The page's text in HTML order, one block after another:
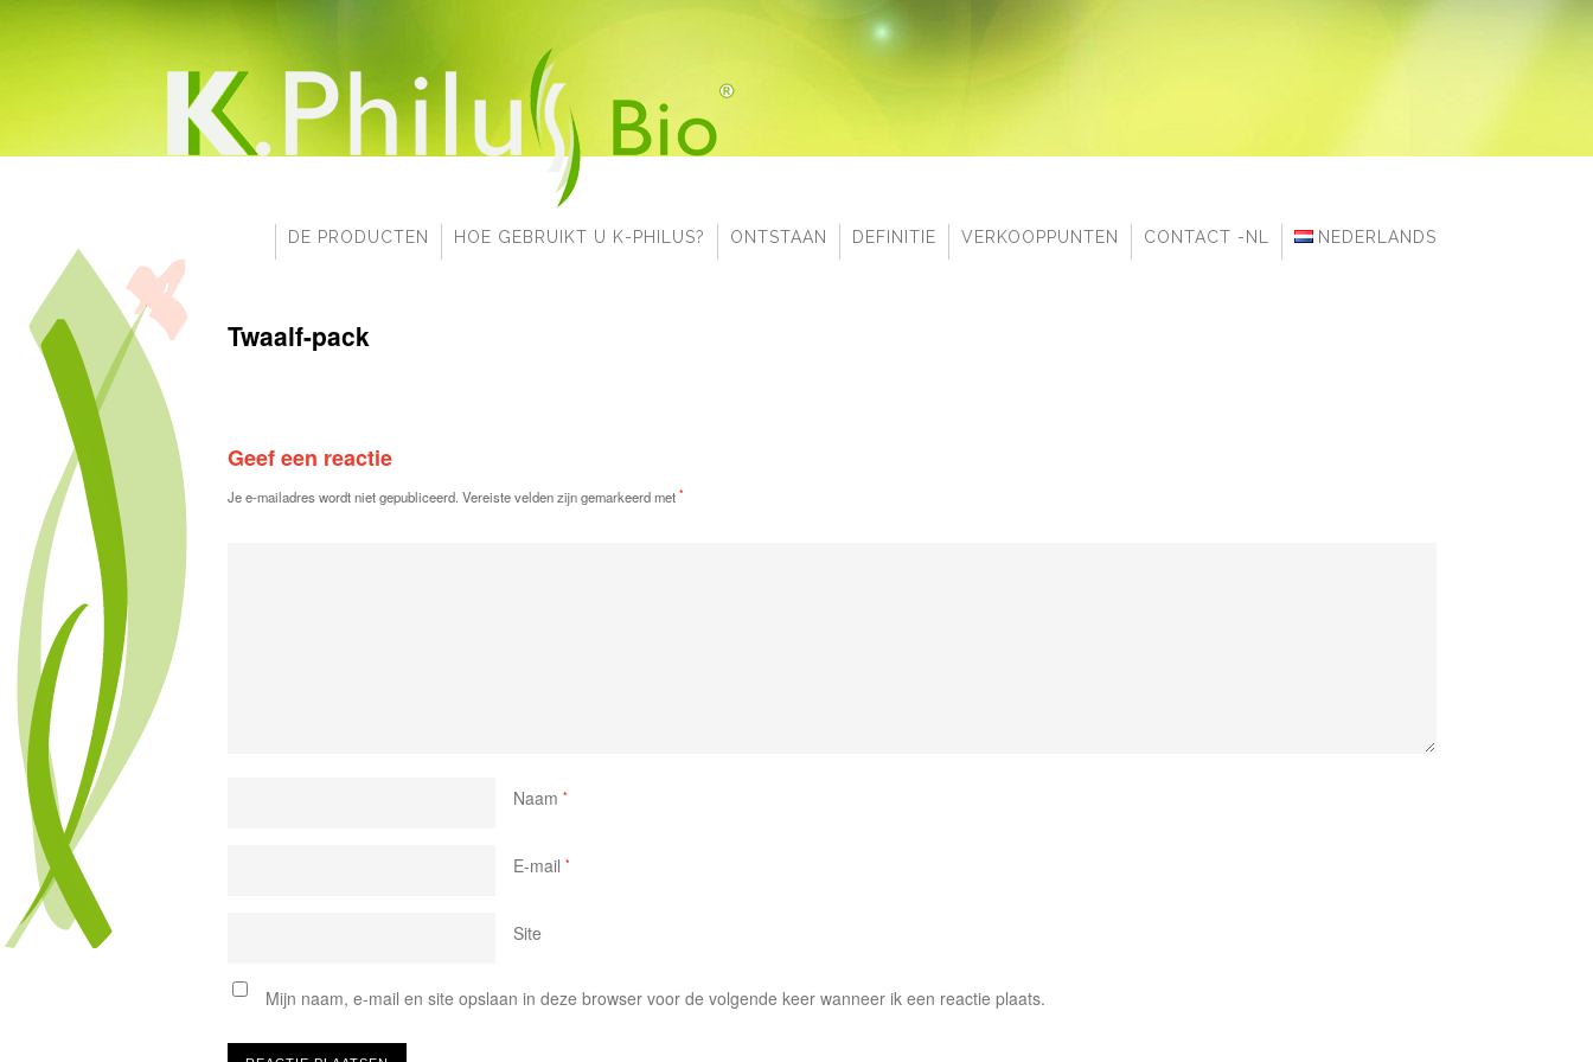
DE PRODUCTEN HOE GEBRUIKT U K-PHILUS? ONTSTAAN DEFINITIE VERKOOPPUNTEN CONTACT -NL NEDERLANDS
Twaalf-pack
Geef een reactie
Je e-mailadres wordt niet gepubliceerd.Vereiste velden zijn gemarkeerd met *
Naam *
E-mail *
Site
Mijn naam, e-mail en site opslaan in deze browser voor de volgende keer wanneer ik een reactie plaats.